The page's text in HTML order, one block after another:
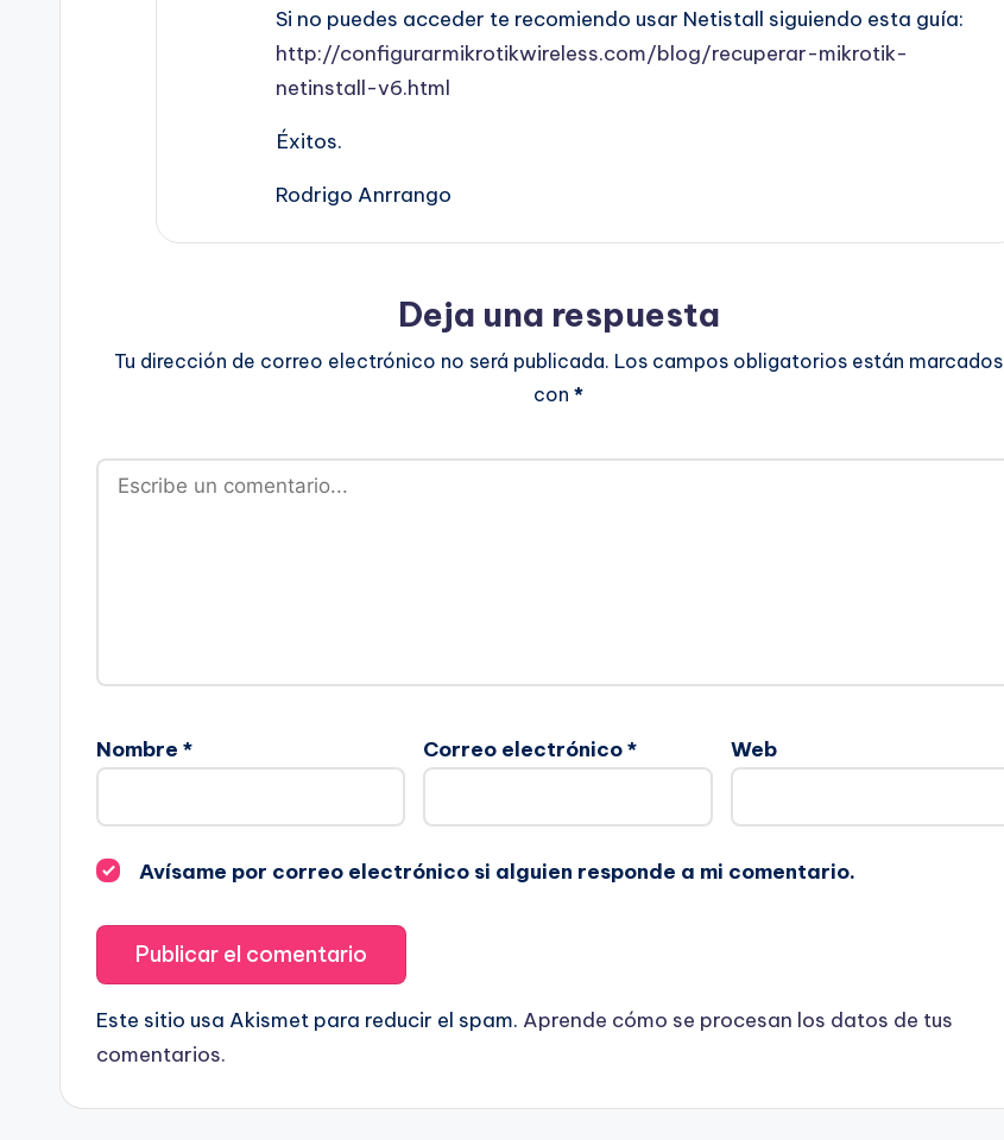
Si no puedes acceder te recomiendo usar Netistall siguiendo esta guía:
http://configurarmikrotikwireless.com/blog/recuperar-mikrotik-
netinstall-v6.html
Éxitos.
Rodrigo Anrrango
Deja una respuesta
Tu dirección de correo electrónico no será publicada. Los campos obligatorios están marcados
con*
Nombre * Correo electrónico* Web
Avísame por correo electrónico si alguien responde a mi comentario.
Este sitio usa Akismet para reducir el spam. Aprende cómo se procesan los datos de tus
comentarios.